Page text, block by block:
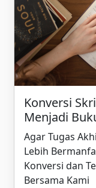
Konversi
Menjadi
Agar Tugas
Lebih
Konversi dan
Bersama Kami